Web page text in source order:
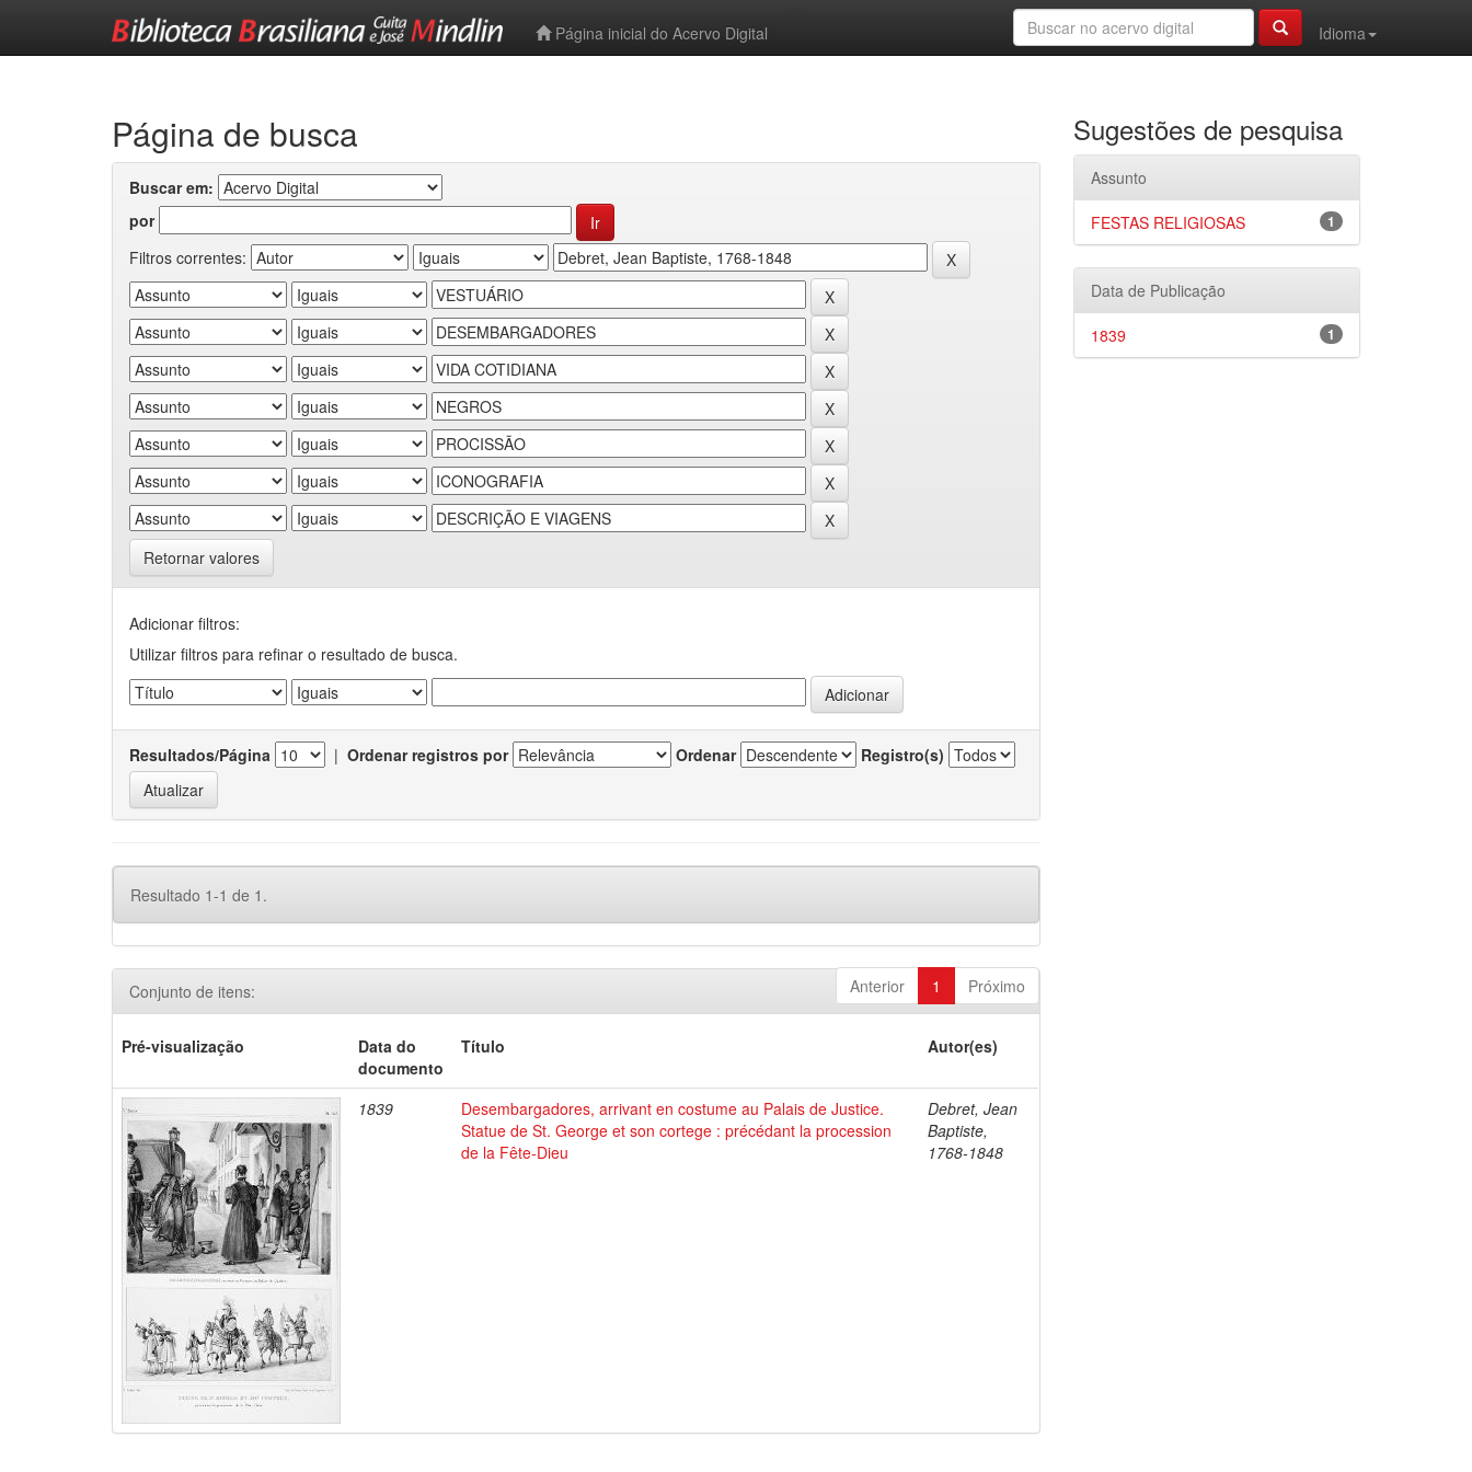
Página inicial do Acervo Digital
Idioma
Página de busca
Buscar em:
por
Filtros correntes:
Retornar valores
Adicionar filtros:
Utilizar filtros para refinar o resultado de busca.
Resultados/Página | Ordenar registros por Ordenar Registro(s)
Resultado 1-1 de 1.
Anterior 1 Próximo
Conjunto de itens:
Pré-visualização
Data do
documento
Título Autor(es)
1839
Desembargadores, arrivant en costume au Palais de Justice.
Statue de St. George et son cortege : précédant la procession
de la Fête-Dieu
Debret, Jean
Baptiste,
1768-1848
Sugestões de pesquisa
Assunto
1
FESTAS RELIGIOSAS
Data de Publicação
1
1839